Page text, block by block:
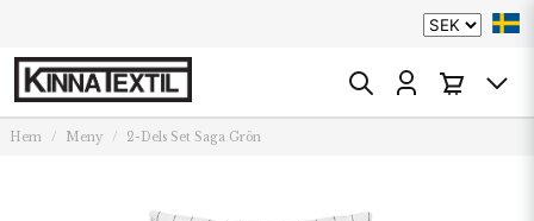
Hem Meny 2-Dels Set Saga Grön